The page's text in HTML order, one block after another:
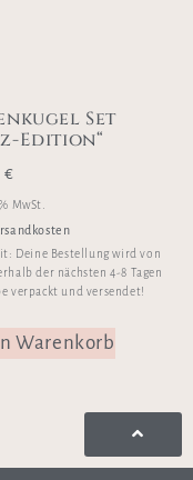
Set
Edition“
€
MwSt.
Deine Bestellung wird von
der nächsten 4-8 Tagen
verpackt und versendet!
Warenkorb